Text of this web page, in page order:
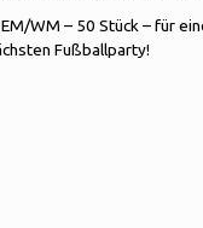
WM – 50 Stück – für
Fußballparty!